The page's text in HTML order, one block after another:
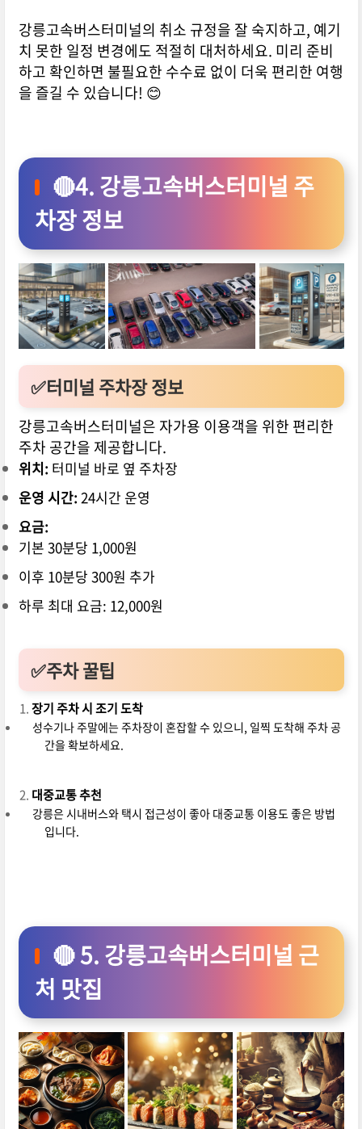
강릉고속버스터미널의 취소 규정을 잘 숙지하고, 예기
치 못한 일정 변경에도 적절히 대처하세요. 미리 준비
하고 확인하면 불필요한 수수료 없이 더욱 편리한 여행
을 즐길 수 있습니다! 😊
🔴4. 강릉고속버스터미널 주
차장 정보
✅터미널 주차장 정보
강릉고속버스터미널은 자가용 이용객을 위한 편리한
주차 공간을 제공합니다.
위치: 터미널 바로 옆 주차장
운영 시간: 24시간 운영
요금:
기본 30분당 1,000원
이후 10분당 300원 추가
하루 최대 요금: 12,000원
✅주차 꿀팁
장기 주차 시 조기 도착
성수기나 주말에는 주차장이 혼잡할 수 있으니, 일찍 도착해 주차 공
간을 확보하세요.
대중교통 추천
강릉은 시내버스와 택시 접근성이 좋아 대중교통 이용도 좋은 방법
입니다.
🔴 5. 강릉고속버스터미널 근
처 맛집